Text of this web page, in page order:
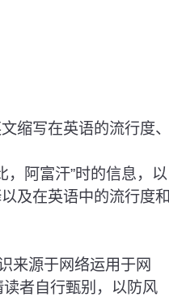
缩写在英语的流行度、
，阿富汗”时的信息，以
及在英语中的流行度和
来源于网络运用于网
者自行甄别，以防风